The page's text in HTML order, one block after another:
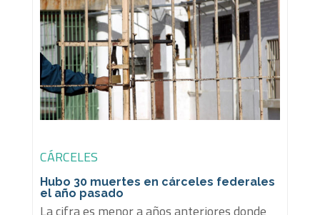
CÁRCELES
Hubo 30 muertes en cárceles federales
el año pasado